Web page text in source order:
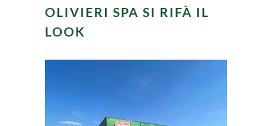
OLIVIERI SPA SI RIFÀ IL
LOOK